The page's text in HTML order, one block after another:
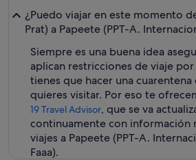
¿Puedo viajar en este momento
Prat) a Papeete (PPT-A.
Siempre es una buena idea
aplican restricciones de viaje por
tienes que hacer una
quieres visitar. Por eso te
19 Travel Advisor, que se va
continuamente con información
viajes a Papeete (PPT-A.
Faaa).